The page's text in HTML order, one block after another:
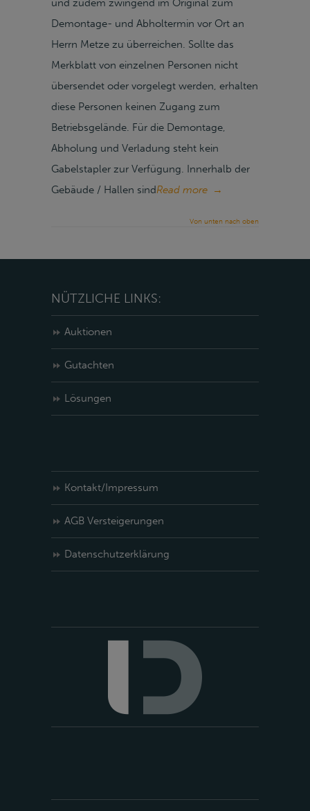
und zudem zwingend im Original zum
Demontage- und Abholtermin vor Ort an
Herrn Metze zu überreichen. Sollte das
Merkblatt von einzelnen Personen nicht
übersendet oder vorgelegt werden, erhalten
diese Personen keinen Zugang zum
Betriebsgelände. Für die Demontage,
Abholung und Verladung steht kein
Gabelstapler zur Verfügung. Innerhalb der
Gebäude / Hallen sindRead more →
Von unten nach oben
NÜTZLICHE LINKS:
Auktionen
Gutachten
Lösungen
Kontakt/Impressum
AGB Versteigerungen
Datenschutzerklärung